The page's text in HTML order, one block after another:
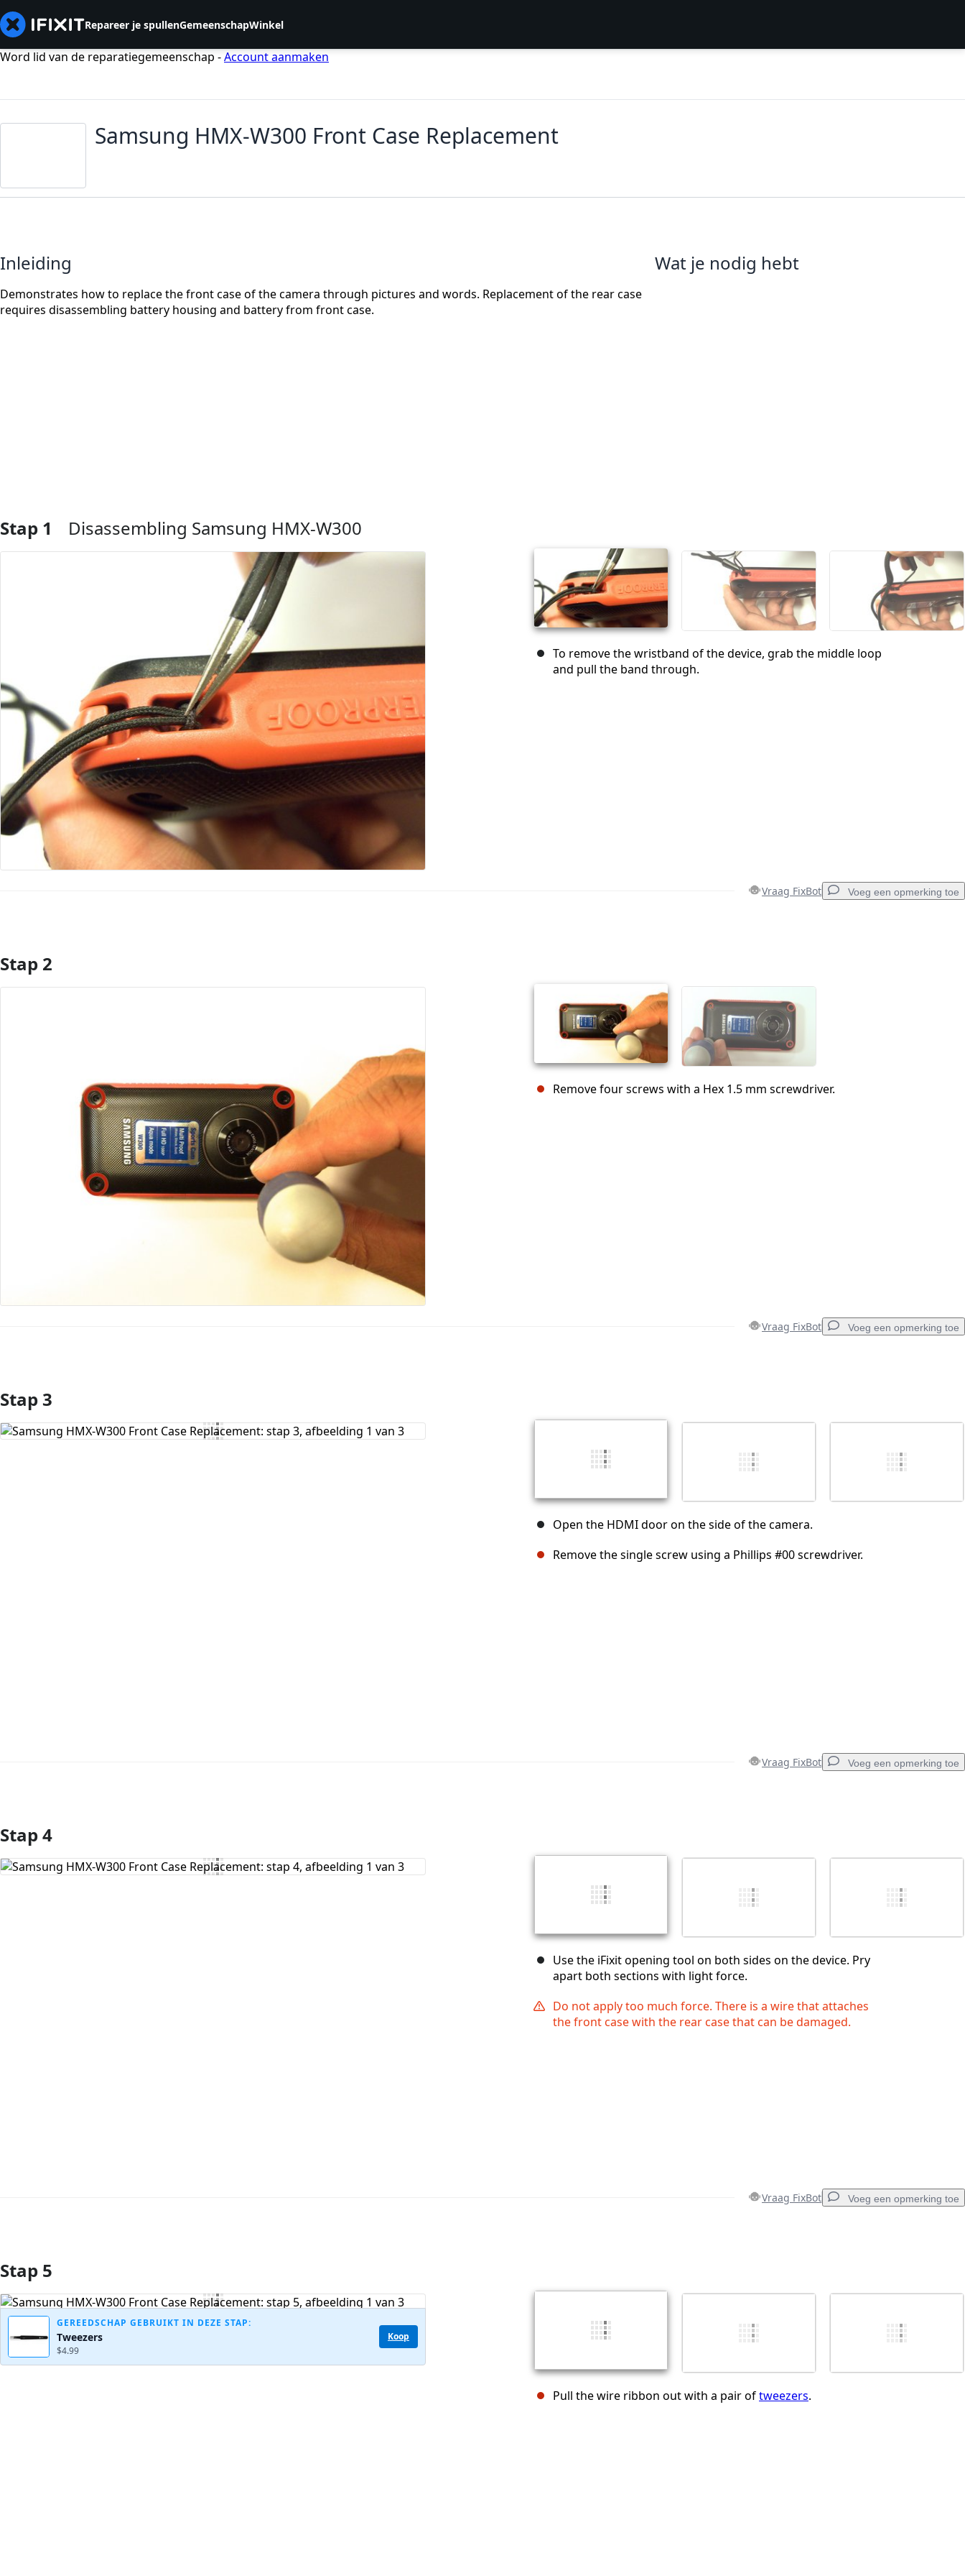
Repareer je spullenGemeenschapWinkel
Word lid van de reparatiegemeenschap -Account aanmaken
Samsung HMX-W300 Front Case Replacement
Inleiding
Demonstrates how to replace the front case of the camera through pictures and words. Replacement of the rear case
requires disassembling battery housing and battery from front case.
Wat je nodig hebt
Stap 1 Disassembling Samsung HMX-W300
To remove the wristband of the device, grab the middle loop
and pull the band through.
Vraag FixBot Voeg een opmerking toe
Voeg opmerking toe
Stap 2
Remove four screws with a Hex 1.5 mm screwdriver.
Vraag FixBot Voeg een opmerking toe
Voeg opmerking toe
Plaats opmerking
Stap 3
Open the HDMI door on the side of the camera.
Remove the single screw using a Phillips #00 screwdriver.
Vraag FixBot Voeg een opmerking toe
Voeg opmerking toe
Plaats opmerking
Stap 4
Use the iFixit opening tool on both sides on the device. Pry
apart both sections with light force.
Do not apply too much force. There is a wire that attaches
the front case with the rear case that can be damaged.
Vraag FixBot Voeg een opmerking toe
Voeg opmerking toe
Plaats opmerking
Stap 5
GEREEDSCHAP GEBRUIKT IN DEZE STAP:
Tweezers
$4.99
Koop
Pull the wire ribbon out with a pair oftweezers.